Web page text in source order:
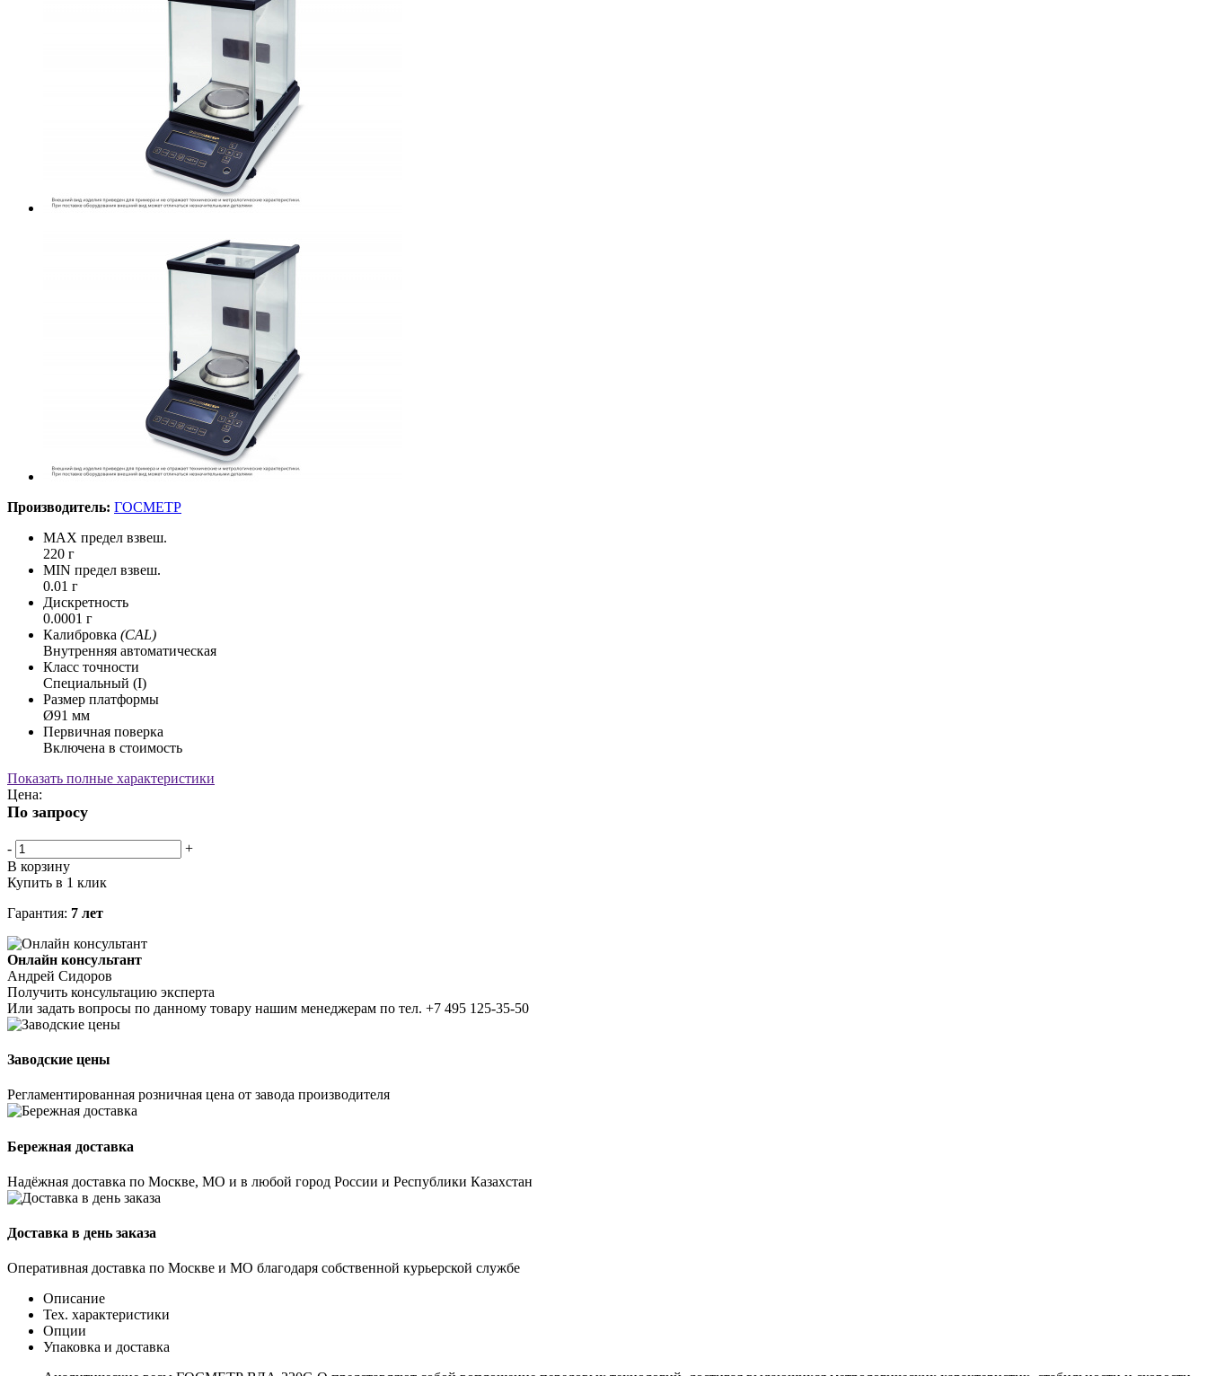
Производитель: ГОСМЕТР
MAX предел взвеш.
220 г
MIN предел взвеш.
0.01 г
Дискретность
0.0001 г
Калибровка (CAL)
Внутренняя автоматическая
Класс точности
Специальный (I)
Размер платформы
Ø91 мм
Первичная поверка
Включена в стоимость
Показать полные характеристики
Цена:
По запросу
-
+
В корзину
Купить в 1 клик
Гарантия: 7 лет
Онлайн консультант
Андрей Сидоров
Получить консультацию эксперта
Или задать вопросы по данному товару нашим менеджерам по тел. +7 495 125-35-50
Заводские цены
Регламентированная розничная цена от завода производителя
Бережная доставка
Надёжная доставка по Москве, МО и в любой город России и Республики Казахстан
Доставка в день заказа
Оперативная доставка по Москве и МО благодаря собственной курьерской службе
Описание
Тех. характеристики
Опции
Упаковка и доставка